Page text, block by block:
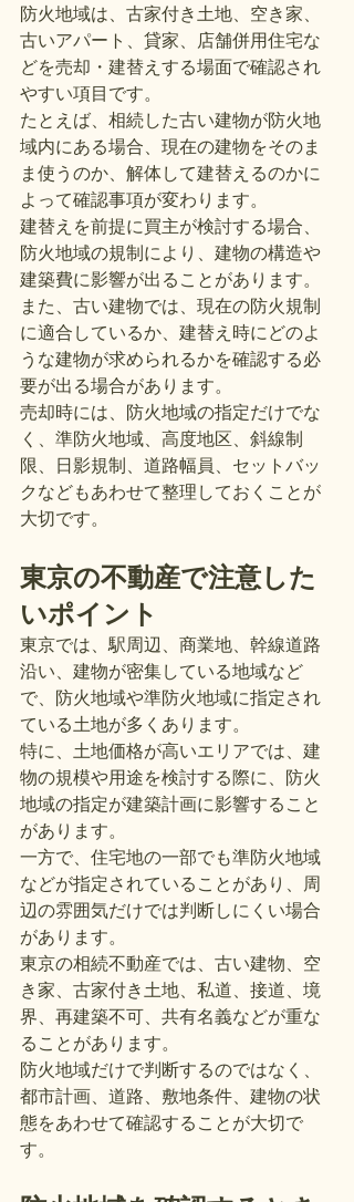
防火地域は、古家付き土地、空き家、
古いアパート、貸家、店舗併用住宅な
どを売却・建替えする場面で確認され
やすい項目です。
たとえば、相続した古い建物が防火地
域内にある場合、現在の建物をそのま
ま使うのか、解体して建替えるのかに
よって確認事項が変わります。
建替えを前提に買主が検討する場合、
防火地域の規制により、建物の構造や
建築費に影響が出ることがあります。
また、古い建物では、現在の防火規制
に適合しているか、建替え時にどのよ
うな建物が求められるかを確認する必
要が出る場合があります。
売却時には、防火地域の指定だけでな
く、準防火地域、高度地区、斜線制
限、日影規制、道路幅員、セットバッ
クなどもあわせて整理しておくことが
大切です。
東京の不動産で注意した
いポイント
東京では、駅周辺、商業地、幹線道路
沿い、建物が密集している地域など
で、防火地域や準防火地域に指定され
ている土地が多くあります。
特に、土地価格が高いエリアでは、建
物の規模や用途を検討する際に、防火
地域の指定が建築計画に影響すること
があります。
一方で、住宅地の一部でも準防火地域
などが指定されていることがあり、周
辺の雰囲気だけでは判断しにくい場合
があります。
東京の相続不動産では、古い建物、空
き家、古家付き土地、私道、接道、境
界、再建築不可、共有名義などが重な
ることがあります。
防火地域だけで判断するのではなく、
都市計画、道路、敷地条件、建物の状
態をあわせて確認することが大切で
す。